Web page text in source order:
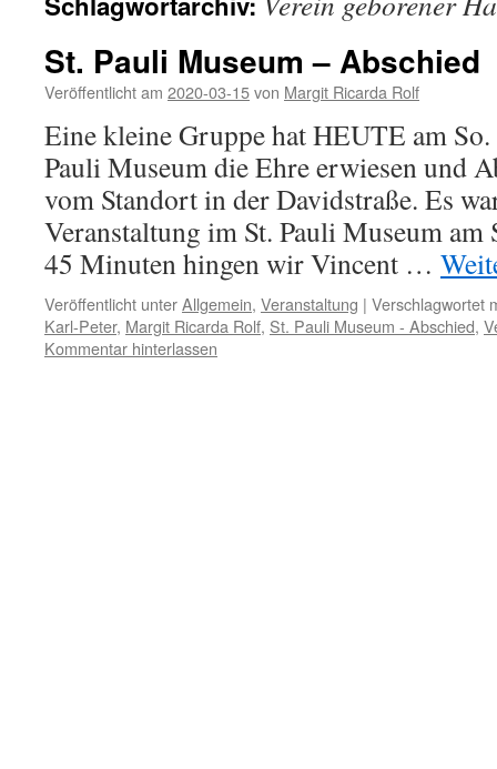
St. Pauli Museum – Abschied
Veröffentlicht am 2020-03-15von Margit Ricarda Rolf
Eine kleine Gruppe hat HEUTE am
Pauli Museum die Ehre erwiesen und
vom Standort in der Davidstraße. Es
Veranstaltung im St. Pauli Museum am
45 Minuten hingen wir Vincent …
Veröffentlicht unterAllgemein, Veranstaltung | Verschlagwortet
Karl-Peter, Margit Ricarda Rolf, St. Pauli Museum - Abschied,
Kommentar hinterlassen